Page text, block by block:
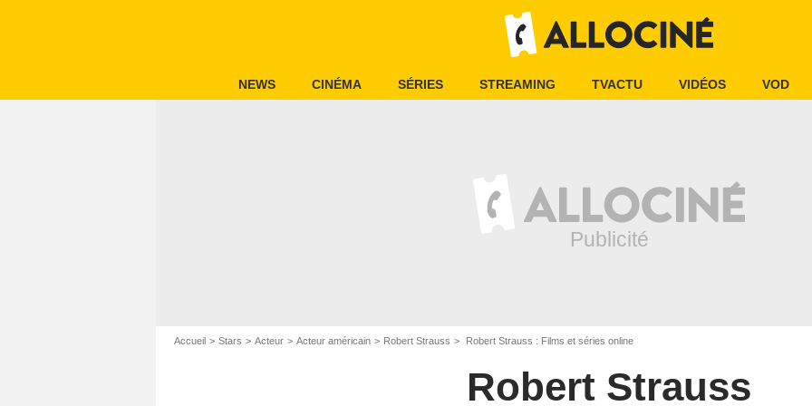
NEWS CINÉMA SÉRIES STREAMING TVACTU VIDÉOS VOD
Accueil Stars Acteur Acteur américain Robert Strauss Robert Strauss : Films et séries online
Robert Strauss